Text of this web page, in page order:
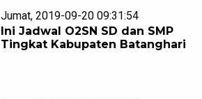
Jumat, 2019-09-20 09:31:54
Ini Jadwal O2SN SD dan SMP
Tingkat Kabupaten Batanghari